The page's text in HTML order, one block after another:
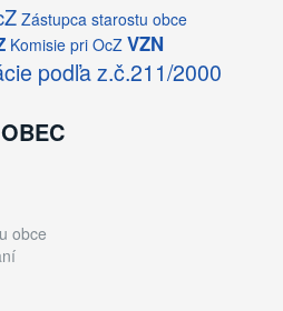
Zástupca starostu obce
Komisie pri OcZ VZN
podľa z.č.211/2000
obce